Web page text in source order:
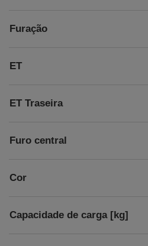
Furação
ET
ET Traseira
Furo central
Cor
Capacidade de carga [kg]